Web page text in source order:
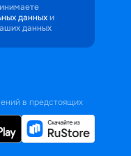
данных и
данных
в предстоящих